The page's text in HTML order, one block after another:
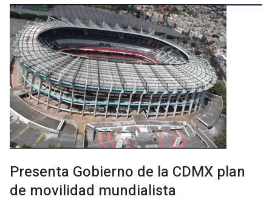
Presenta Gobierno de la CDMX plan
de movilidad mundialista